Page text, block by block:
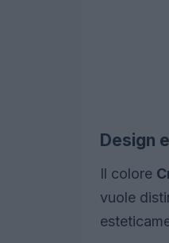
Design
Il colore
vuole